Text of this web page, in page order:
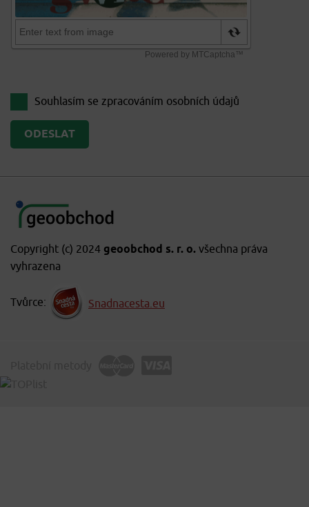
Souhlasím se zpracováním osobních údajů
Copyright (c) 2024 geoobchod s. r. o. všechna práva
vyhrazena
Tvůrce: Snadnacesta.eu